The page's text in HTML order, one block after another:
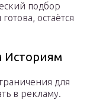
подбор
остаётся
Историям
для
в рекламу.